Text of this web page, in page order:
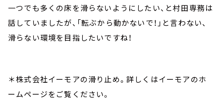
一つでも多くの床を滑らないようにしたい、と村田専務は
話していましたが、「転ぶから動かないで！」と言わない、
滑らない環境を目指したいですね！
＊株式会社イーモアの滑り止め。詳しくはイーモアのホ
ームページをご覧ください。